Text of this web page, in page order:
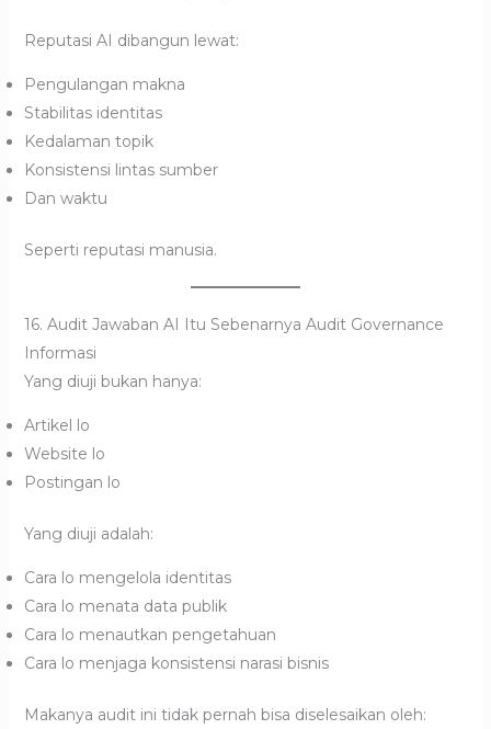
Reputasi AI dibangun lewat:
Pengulangan makna
Stabilitas identitas
Kedalaman topik
Konsistensi lintas sumber
Dan waktu
Seperti reputasi manusia.
16. Audit Jawaban AI Itu Sebenarnya Audit Governance
Informasi
Yang diuji bukan hanya:
Artikel lo
Website lo
Postingan lo
Yang diuji adalah:
Cara lo mengelola identitas
Cara lo menata data publik
Cara lo menautkan pengetahuan
Cara lo menjaga konsistensi narasi bisnis
Makanya audit ini tidak pernah bisa diselesaikan oleh: